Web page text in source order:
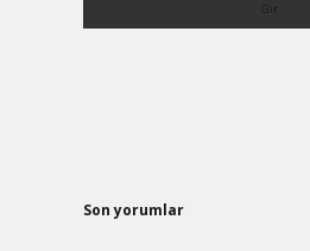
Son yorumlar